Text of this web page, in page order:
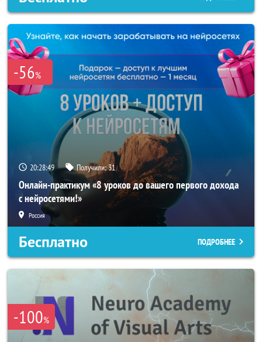
-56%
20:28:47 Получили:31
Онлайн-практикум «8 уроков до вашего первого дохода
с нейросетями!»
Россия
Бесплатно ПОДРОБНЕЕ
-100%